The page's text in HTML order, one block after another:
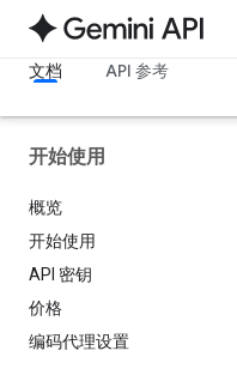
文档 API 参考
开始使用
概览
开始使用
API 密钥
价格
编码代理设置